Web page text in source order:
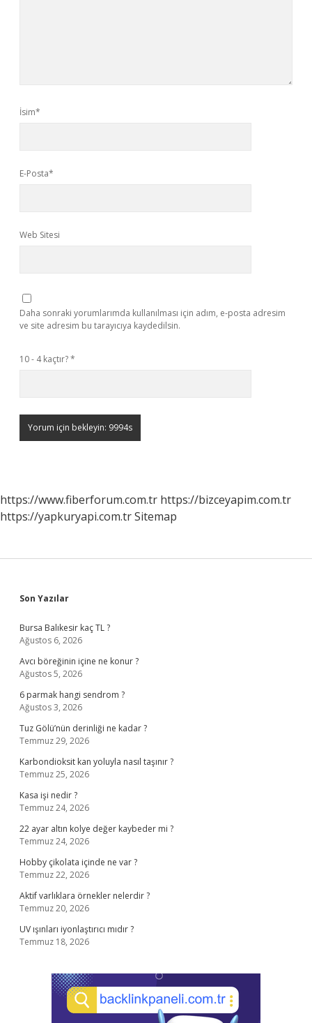
İsim*
E-Posta*
Web Sitesi
Daha sonraki yorumlarımda kullanılması için adım, e-posta adresim
ve site adresim bu tarayıcıya kaydedilsin.
10 - 4 kaçtır?*
https://www.fiberforum.com.tr https://bizceyapim.com.tr
https://yapkuryapi.com.trSitemap
Sidebar
Son Yazılar
Bursa Balıkesir kaç TL ?
Ağustos 6, 2026
Avcı böreğinin içine ne konur ?
Ağustos 5, 2026
6 parmak hangi sendrom ?
Ağustos 3, 2026
Tuz Gölü’nün derinliği ne kadar ?
Temmuz 29, 2026
Karbondioksit kan yoluyla nasıl taşınır ?
Temmuz 25, 2026
Kasa işi nedir ?
Temmuz 24, 2026
22 ayar altın kolye değer kaybeder mi ?
Temmuz 24, 2026
Hobby çikolata içinde ne var ?
Temmuz 22, 2026
Aktif varlıklara örnekler nelerdir ?
Temmuz 20, 2026
UV ışınları iyonlaştırıcı mıdır ?
Temmuz 18, 2026